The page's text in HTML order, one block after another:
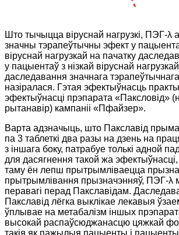
Што тычыцца віруснай нагрузкі, ПЭГ-λ
значны тэрапеўтычны эфект у
віруснай нагрузкай на пачатку
у пацыентаў з нізкай віруснай
даследавання значнага
назіралася. Гэтая эфектыўнасць
эфектыўнасці прэпарата «Паксловід»
рытанавір) кампаніі «Пфайзер».
Варта адзначыць, што Пакславід
па 3 таблеткі два разы на дзень на
з іншага боку, патрабуе толькі адной
для дасягнення такой жа эфектыўнасці,
таму ён лепш прытрымліваецца
прытрымлівання прызначэнняў, ПЭГ-λ
перавагі перад Пакславідам.
Пакславід лёгка выклікае лекавыя
ўплывае на метабалізм іншых
высокай распаўсюджанасцю цяжкай